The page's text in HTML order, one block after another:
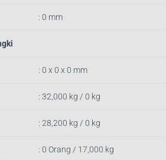
: 0 mm
: 0 x 0 x 0 mm
: 32,000 kg / 0 kg
: 28,200 kg / 0 kg
: 0 Orang / 17,000 kg